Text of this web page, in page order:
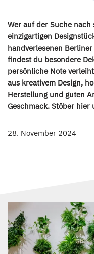
Wer auf der Suche nach
einzigartigen
handverlesenen
findest du besondere
persönliche Note
aus kreativem Design,
Herstellung und guten
Geschmack. Stöber
28. November 2024